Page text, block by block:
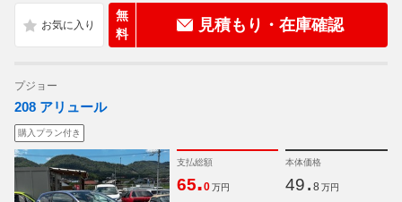
無
料
見積もり・在庫確認
プジョー
208 アリュール
購入プラン付き
支払総額
65.0 万円
本体価格
49. 8 万円